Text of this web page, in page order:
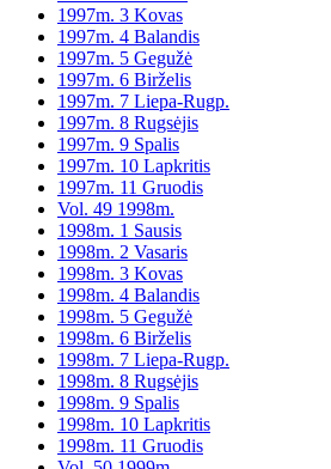
1997m. 3 Kovas
1997m. 4 Balandis
1997m. 5 Gegužė
1997m. 6 Birželis
1997m. 7 Liepa-Rugp.
1997m. 8 Rugsėjis
1997m. 9 Spalis
1997m. 10 Lapkritis
1997m. 11 Gruodis
Vol. 49 1998m.
1998m. 1 Sausis
1998m. 2 Vasaris
1998m. 3 Kovas
1998m. 4 Balandis
1998m. 5 Gegužė
1998m. 6 Birželis
1998m. 7 Liepa-Rugp.
1998m. 8 Rugsėjis
1998m. 9 Spalis
1998m. 10 Lapkritis
1998m. 11 Gruodis